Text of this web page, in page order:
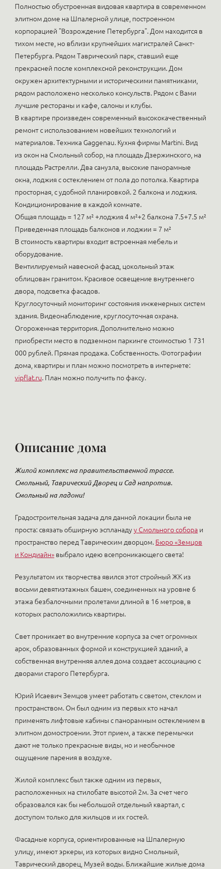
Полностью обустроенная видовая квартира в современном
элитном доме на Шпалерной улице, построенном
корпорацией "Возрождение Петербурга". Дом находится в
тихом месте, но вблизи крупнейших магистралей Санкт-
Петербурга. Рядом Таврический парк, ставший еще
прекрасней после комплексной реконструкции. Дом
окружен архитектурными и историческими памятниками,
рядом расположено несколько консульств. Рядом с Вами
лучшие рестораны и кафе, салоны и клубы.
В квартире произведен современный высококачественный
ремонт с использованием новейших технологий и
материалов. Техника Gaggenau. Кухня фирмы Martini. Вид
из окон на Смольный собор, на площадь Дзержинского, на
площадь Растрелли. Два санузла, высокие панорамные
окна, лоджия с остеклением от пола до потолка. Квартира
просторная, с удобной планировкой. 2 балкона и лоджия.
Кондиционирование в каждой комнате.
Общая площадь = 127 м² +лоджия 4 м²+2 балкона 7.5+7.5 м²
Приведенная площадь балконов и лоджии = 7 м²
В стоимость квартиры входит встроенная мебель и
оборудование.
Вентилируемый навесной фасад, цокольный этаж
облицован гранитом. Красивое освещение внутреннего
двора, подсветка фасадов.
Круглосуточный мониторинг состояния инженерных систем
здания. Видеонаблюдение, круглосуточная охрана.
Огороженная территория. Дополнительно можно
приобрести место в подземном паркинге стоимостью 1 731
000 рублей. Прямая продажа. Собственность. Фотографии
дома, квартиры и план можно посмотреть в интернете:
vipflat.ru. План можно получить по факсу.
Описание дома
Жилой комплекс на правительственной трассе.
Смольный, Таврический Дворец и Сад напротив.
Смольный на ладони!
Градостроительная задача для данной локации была не
проста: связать обширную эспланадуу Смольного собора и
пространство перед Таврическим дворцом. Бюро «Земцов
и Кондиайн» выбрало идею всепроникающего света!
Результатом их творчества явился этот стройный ЖК из
восьми девятиэтажных башен, соединенных на уровне 6
этажа безбалочными пролетами длиной в 16 метров, в
которых расположились квартиры.
Свет проникает во внутренние корпуса за счет огромных
арок, образованных формой и конструкцией зданий, а
собственная внутренняя аллея дома создает ассоциацию с
дворами старого Петербурга.
Юрий Исаевич Земцов умеет работать с светом, стеклом и
пространством. Он был одним из первых кто начал
применять лифтовые кабины с панорамным остеклением в
элитном домостроении. Этот прием, а также перемычки
дают не только прекрасные виды, но и необычное
ощущение парения в воздухе.
Жилой комплекс был также одним из первых,
расположенных на стилобате высотой 2м. За счет чего
образовался как бы небольшой отдельный квартал, с
доступом только для жильцов и их гостей.
Фасадные корпуса, ориентированные на Шпалерную
улицу, имеют эркеры, из которых видно Смольный,
Таврический дворец, Музей воды. Ближайшие жилые дома